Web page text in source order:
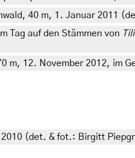
40 m, 1. Januar 2011
Tag auf den Stämmen von
m, 12. November 2012, im
(det. & fot.: Birgitt